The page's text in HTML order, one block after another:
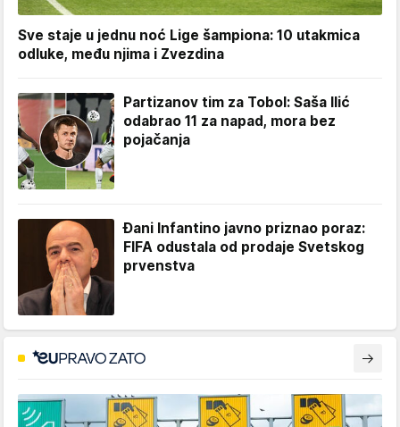
Sve staje u jednu noć Lige šampiona: 10 utakmica
odluke, među njima i Zvezdina
Partizanov tim za Tobol: Saša Ilić
odabrao 11 za napad, mora bez
pojačanja
Đani Infantino javno priznao poraz:
FIFA odustala od prodaje Svetskog
prvenstva